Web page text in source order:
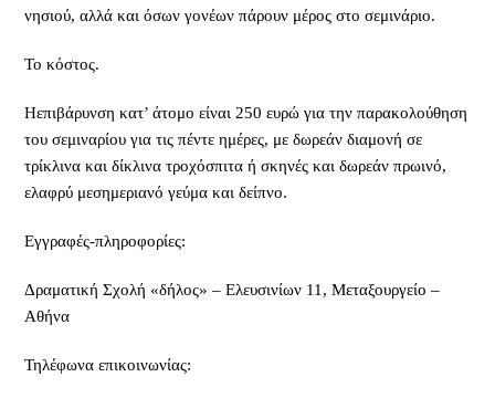
νησιού, αλλά και όσων γονέων πάρουν μέρος στο σεμινάριο.
Το κόστος.
Ηεπιβάρυνση κατ’ άτομο είναι 250 ευρώ για την παρακολούθηση
του σεμιναρίου για τις πέντε ημέρες, με δωρεάν διαμονή σε
τρίκλινα και δίκλινα τροχόσπιτα ή σκηνές και δωρεάν πρωινό,
ελαφρύ μεσημεριανό γεύμα και δείπνο.
Εγγραφές-πληροφορίες:
Δραματική Σχολή «δήλος» – Ελευσινίων 11, Μεταξουργείο –
Αθήνα
Τηλέφωνα επικοινωνίας: